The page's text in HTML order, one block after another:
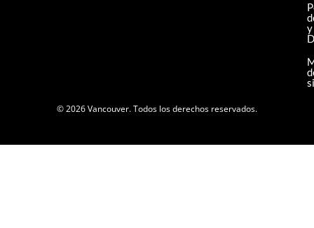
y
© 2026 Vancouver. Todos los derechos reservados.